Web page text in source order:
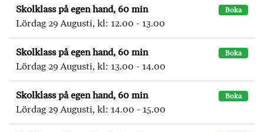
Skolklass på egen hand, 60 min Boka
Lördag 29 Augusti, kl: 12.00 - 13.00
Skolklass på egen hand, 60 min Boka
Lördag 29 Augusti, kl: 13.00 - 14.00
Skolklass på egen hand, 60 min Boka
Lördag 29 Augusti, kl: 14.00 - 15.00